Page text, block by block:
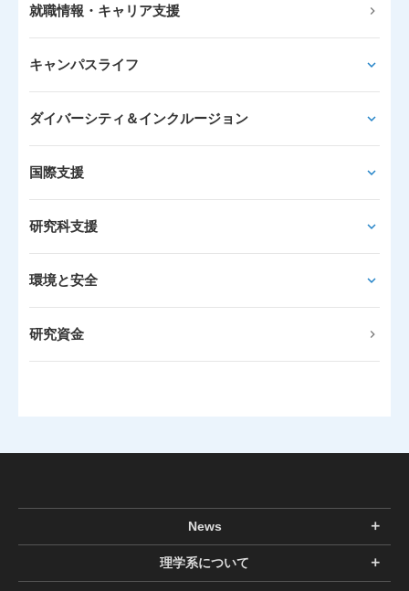
就職情報・キャリア支援
キャンパスライフ
ダイバーシティ＆インクルージョン
国際支援
研究科支援
環境と安全
研究資金
News
理学系について